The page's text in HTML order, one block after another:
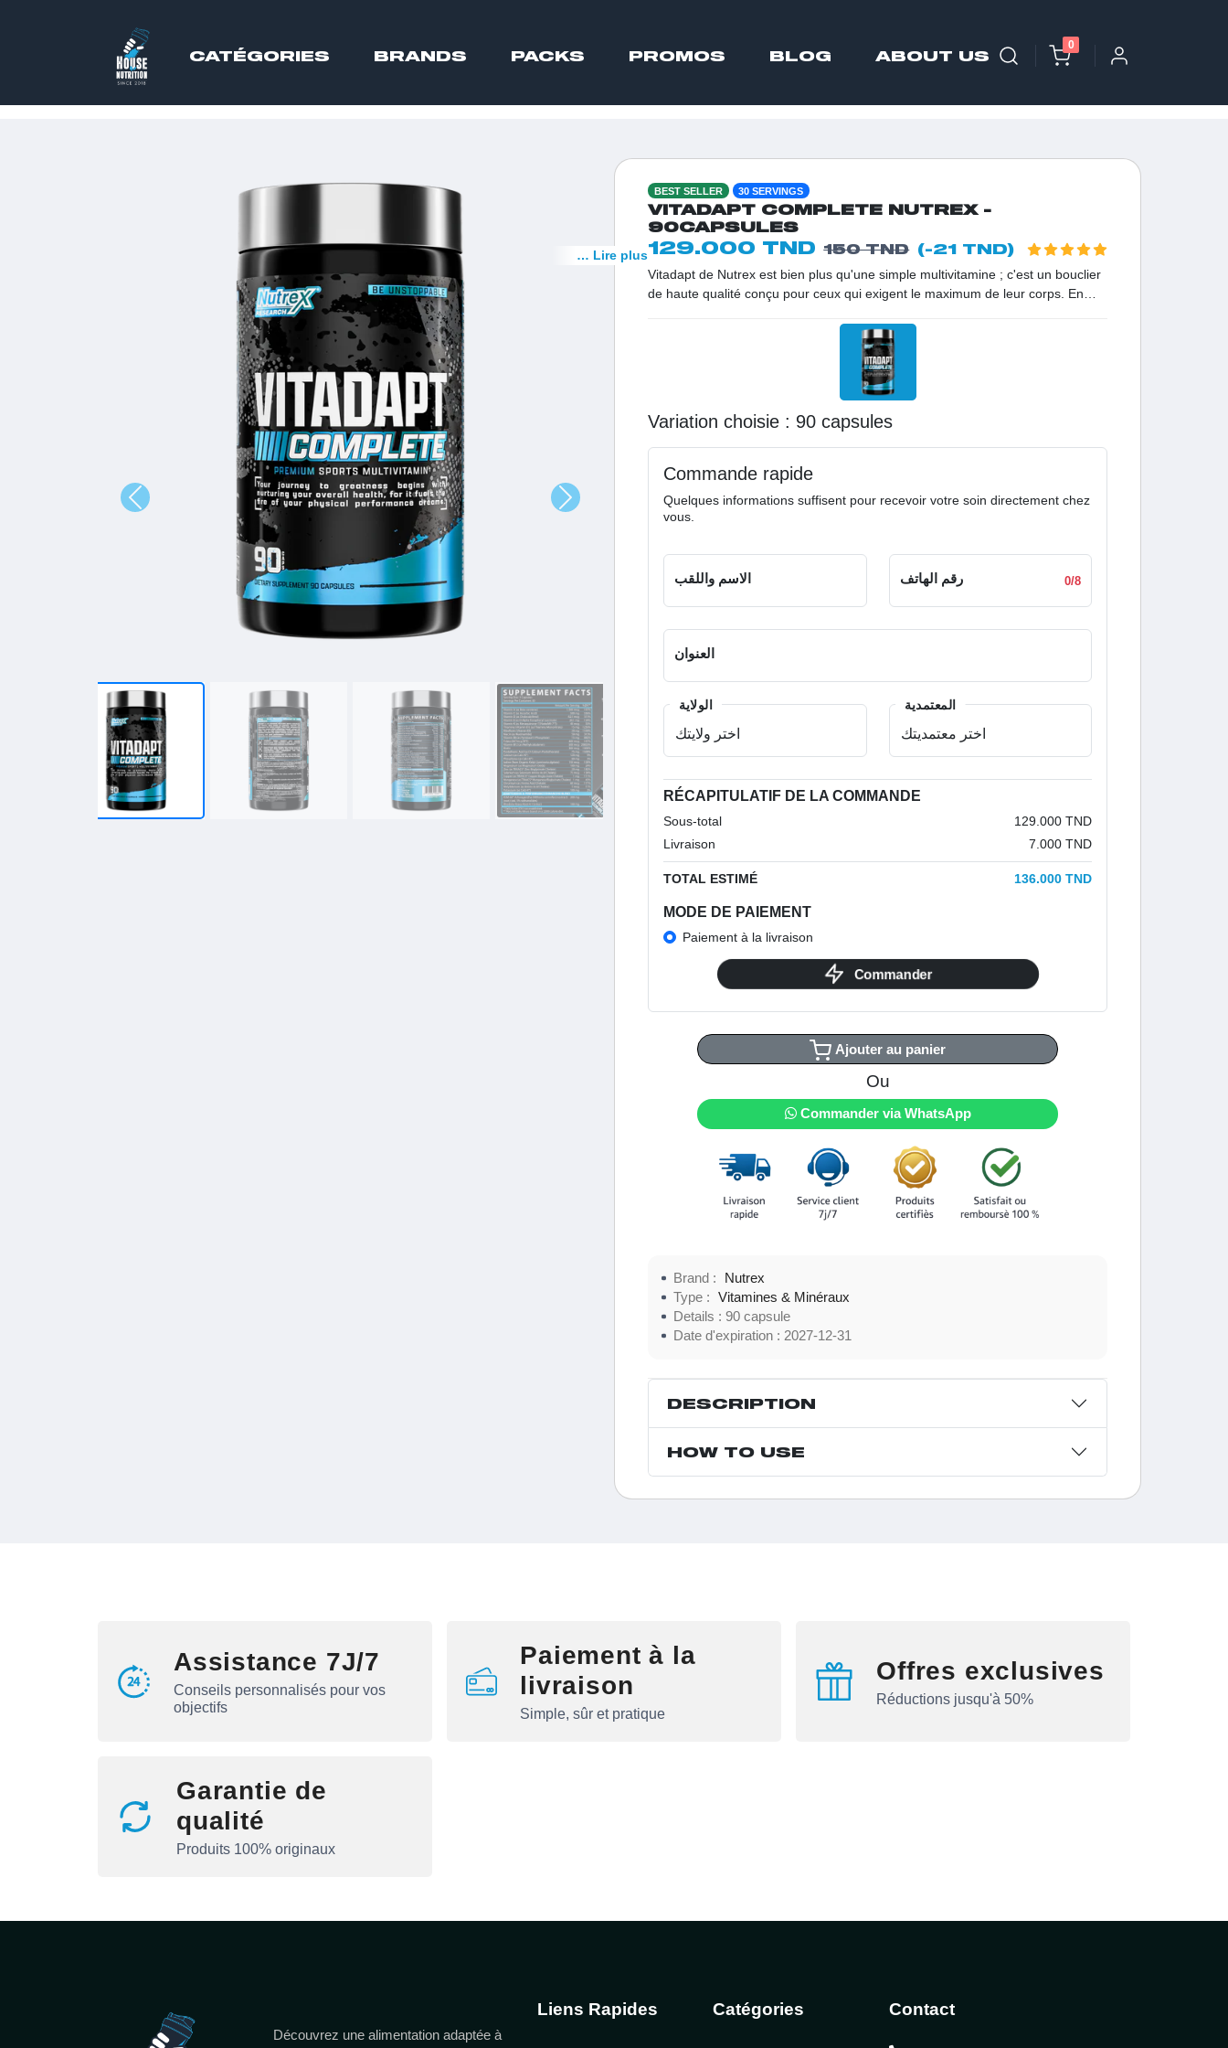
CATÉGORIES BRANDS PACKS PROMOS BLOG ABOUT US
0
BEST SELLER 30 SERVINGS
VITADAPT COMPLETE NUTREX -
90CAPSULES
129.000 TND 150 TND (-21 TND)
Vitadapt de Nutrex est bien plus qu'une simple multivitamine ; c'est un bouclier
de haute qualité conçu pour ceux qui exigent le maximum de leur corps. En
optimiser la performance maximale. Grâce à sa biodisponibilité exceptionnelle,
il assure une absorption optimale des nutriments pour des résultats rapides sur
votre force et votre bien-être général.
… Lire plus
Variation choisie : 90 capsules
Commande rapide
Quelques informations suffisent pour recevoir votre soin directement chez
vous.
الاسم واللقب رقم الهاتف 0/8
العنوان
الولاية المعتمدية
RÉCAPITULATIF DE LA COMMANDE
Sous-total
129.000 TND
Livraison
7.000 TND
TOTAL ESTIMÉ 136.000 TND
MODE DE PAIEMENT
Paiement à la livraison
Commander
Ajouter au panier
Ou
Commander via WhatsApp
Brand :
Nutrex
Type :
Vitamines & Minéraux
Details :
90 capsule
Date d'expiration : 2027-12-31
DESCRIPTION
HOW TO USE
Assistance 7J/7
Conseils personnalisés pour vos
objectifs
Paiement à la
livraison
Simple, sûr et pratique
Offres exclusives
Réductions jusqu'à 50%
Garantie de
qualité
Produits 100% originaux
Découvrez une alimentation adaptée à
Liens Rapides Catégories Contact